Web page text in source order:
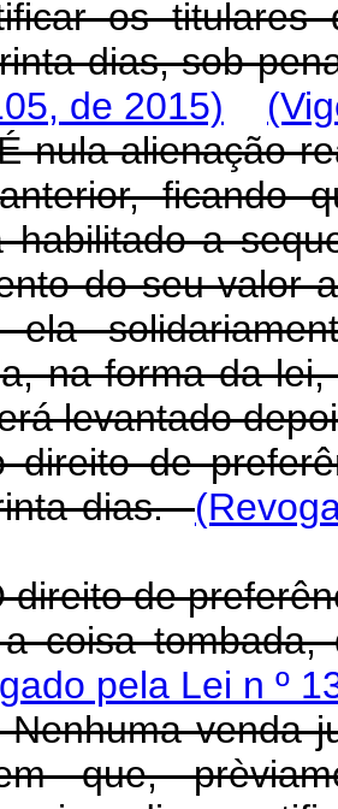
os
dias, sob
de 2015)
nula alienação
ficando
habilitado a
do seu valor
na forma da
levantado
direito de
dias.
direito de
a coisa
pela Lei n º
Nenhuma venda
que,